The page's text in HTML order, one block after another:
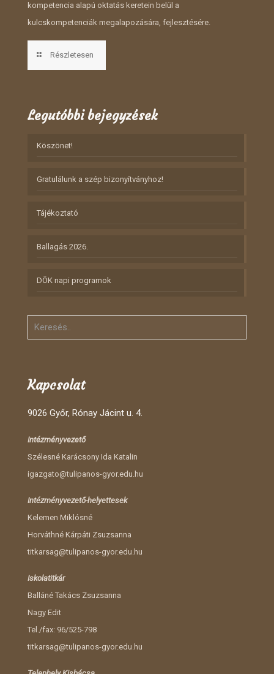
kompetencia alapú oktatás keretein belül a
kulcskompetenciák megalapozására, fejlesztésére.
Részletesen
Legutóbbi bejegyzések
Köszönet!
Gratulálunk a szép bizonyítványhoz!
Tájékoztató
Ballagás 2026.
DÖK napi programok
Kapcsolat
9026 Győr, Rónay Jácint u. 4.
Intézményvezető
Szélesné Karácsony Ida Katalin
igazgato@tulipanos-gyor.edu.hu
Intézményvezető-helyettesek
Kelemen Miklósné
Horváthné Kárpáti Zsuzsanna
titkarsag@tulipanos-gyor.edu.hu
Iskolatitkár
Balláné Takács Zsuzsanna
Nagy Edit
Tel./fax: 96/525-798
titkarsag@tulipanos-gyor.edu.hu